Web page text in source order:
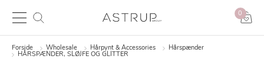
0
Forside Wholesale Hårpynt & Accessories
Hårspænder
HÅRSPÆNDER, SLØJFE OG GLITTER